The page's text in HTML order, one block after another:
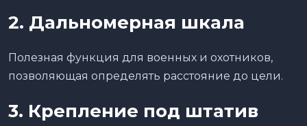
2. Дальномерная шкала
Полезная функция для военных и охотников,
позволяющая определять расстояние до цели.
3. Крепление под штатив